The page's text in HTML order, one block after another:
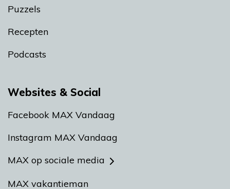
Puzzels
Recepten
Podcasts
Websites & Social
Facebook MAX Vandaag
Instagram MAX Vandaag
MAX op sociale media
MAX vakantieman